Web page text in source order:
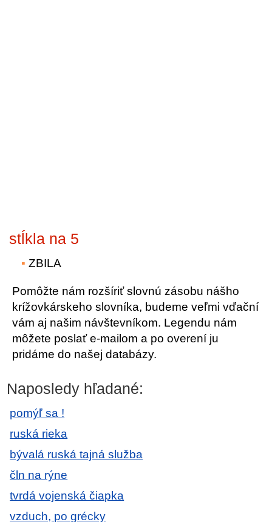
stĺkla na 5
ZBILA
Pomôžte nám rozšíriť slovnú zásobu nášho
krížovkárskeho slovníka, budeme veľmi vďační
vám aj našim návštevníkom. Legendu nám
môžete poslať e-mailom a po overení ju
pridáme do našej databázy.
Naposledy hľadané:
pomýľ sa !
ruská rieka
bývalá ruská tajná služba
čln na rýne
tvrdá vojenská čiapka
vzduch, po grécky